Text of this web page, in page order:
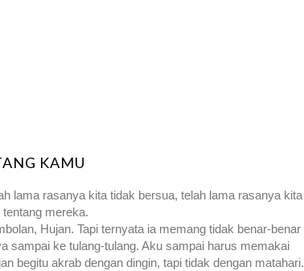
KAMU
lama rasanya kita tidak bersua, telah lama rasanya kita
mereka.
Hujan. Tapi ternyata ia memang tidak benar-benar
sampai ke tulang-tulang. Aku sampai harus memakai
begitu akrab dengan dingin, tapi tidak dengan matahari.